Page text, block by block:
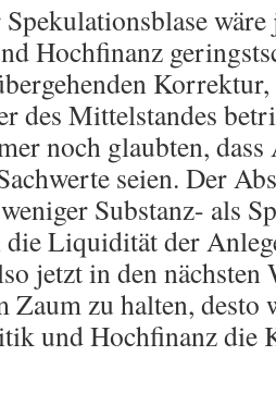
Hochfinanz
des Mittelstandes
noch glaubten,
seien. Der
Substanz- als
Liquidität der
jetzt in den
Zaum zu halten, desto
und Hochfinanz die